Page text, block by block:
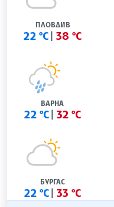
ПЛОВДИВ
22 °C 38 °C
ВАРНА
22 °C 32 °C
БУРГАС
22 °C 33 °C